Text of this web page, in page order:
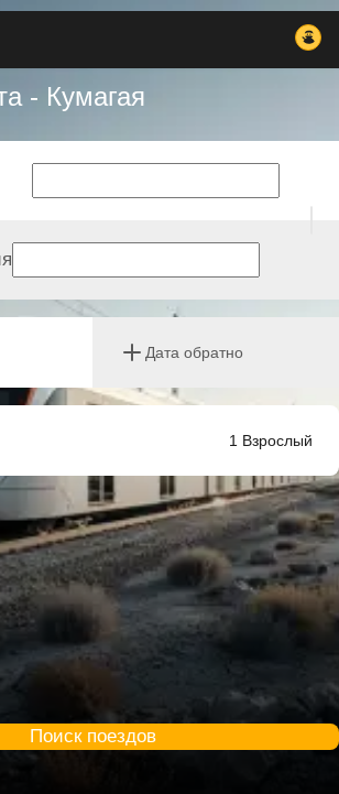
- Кумагая
Дата обратно
1 Взрослый
Поиск поездов